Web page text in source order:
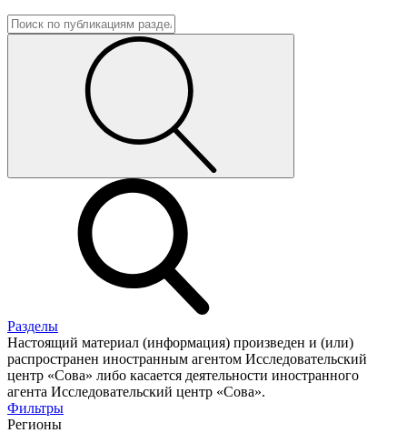
Разделы
Настоящий материал (информация) произведен и (или)
распространен иностранным агентом Исследовательский
центр «Сова» либо касается деятельности иностранного
агента Исследовательский центр «Сова».
Фильтры
Регионы